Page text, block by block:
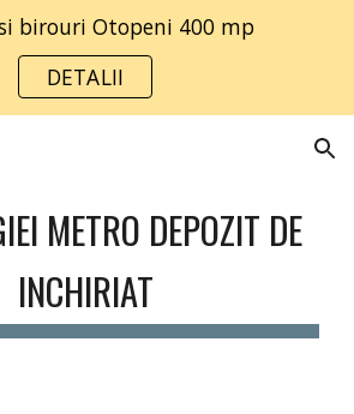
Skip to navigation
birouri Otopeni 400 mp
DETALII
METRO DEPOZIT DE
INCHIRIAT